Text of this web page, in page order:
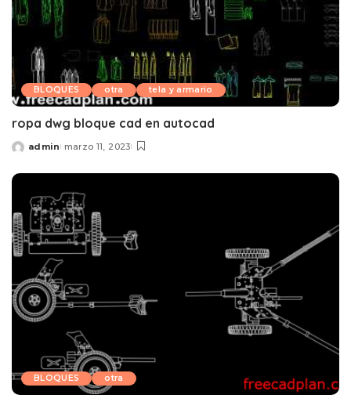
BLOQUES otra tela y armario
ropa dwg bloque cad en autocad
Posted
admin marzo 11, 2023
BLOQUES otra